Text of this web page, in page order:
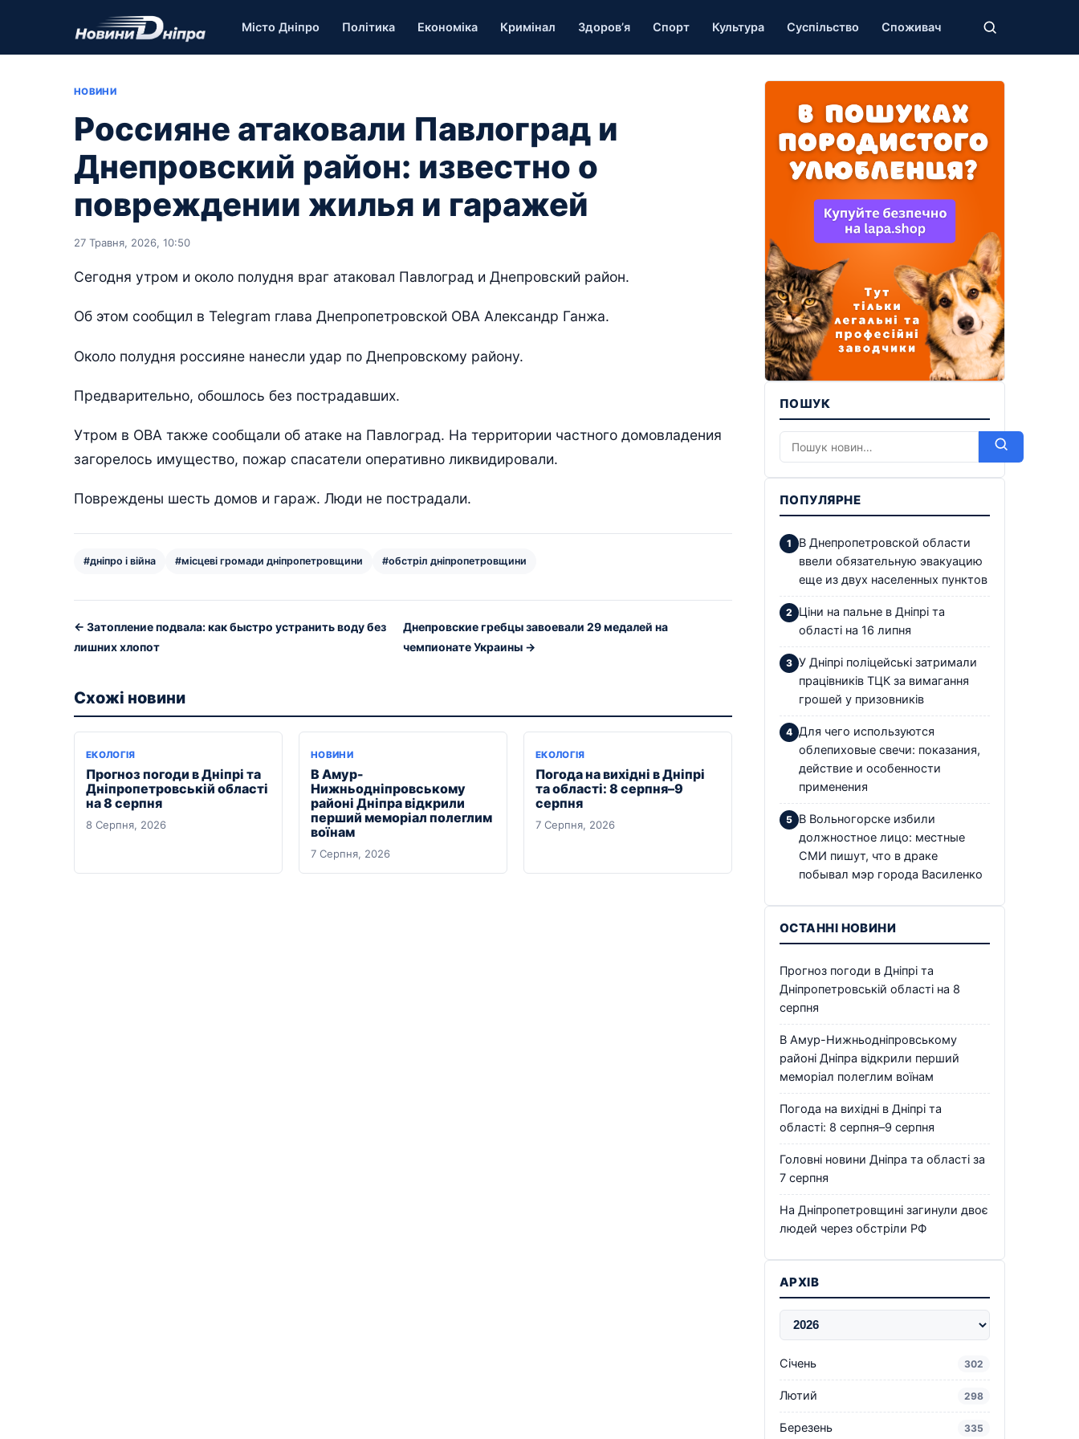
Місто Дніпро Політика Економіка Кримінал Здоров’я Спорт Культура Суспільство Споживач
НОВИНИ
Россияне атаковали Павлоград и
Днепровский район: известно о
повреждении жилья и гаражей
27 Травня, 2026, 10:50
Сегодня утром и около полудня враг атаковал Павлоград и Днепровский район.
Об этом сообщил в Telegram глава Днепропетровской ОВА Александр Ганжа.
Около полудня россияне нанесли удар по Днепровскому району.
Предварительно, обошлось без пострадавших.
Утром в ОВА также сообщали об атаке на Павлоград. На территории частного домовладения
загорелось имущество, пожар спасатели оперативно ликвидировали.
Повреждены шесть домов и гараж. Люди не пострадали.
#дніпро і війна #місцеві громади дніпропетровщини #обстріл дніпропетровщини
← Затопление подвала: как быстро устранить воду без
лишних хлопот
Днепровские гребцы завоевали 29 медалей на
чемпионате Украины →
Схожі новини
ЕКОЛОГІЯ
Прогноз погоди в Дніпрі та
Дніпропетровській області
на 8 серпня
8 Серпня, 2026
НОВИНИ
В Амур-
Нижньодніпровському
районі Дніпра відкрили
перший меморіал полеглим
воїнам
7 Серпня, 2026
ЕКОЛОГІЯ
Погода на вихідні в Дніпрі
та області: 8 серпня–9
серпня
7 Серпня, 2026
ПОШУК
ПОПУЛЯРНЕ
В Днепропетровской области
ввели обязательную эвакуацию
еще из двух населенных пунктов
Ціни на пальне в Дніпрі та
області на 16 липня
У Дніпрі поліцейські затримали
працівників ТЦК за вимагання
грошей у призовників
Для чего используются
облепиховые свечи: показания,
действие и особенности
применения
В Вольногорске избили
должностное лицо: местные
СМИ пишут, что в драке
побывал мэр города Василенко
ОСТАННІ НОВИНИ
Прогноз погоди в Дніпрі та
Дніпропетровській області на 8
серпня
В Амур-Нижньодніпровському
районі Дніпра відкрили перший
меморіал полеглим воїнам
Погода на вихідні в Дніпрі та
області: 8 серпня–9 серпня
Головні новини Дніпра та області за
7 серпня
На Дніпропетровщині загинули двоє
людей через обстріли РФ
АРХІВ
Січень 302
Лютий 298
Березень 335